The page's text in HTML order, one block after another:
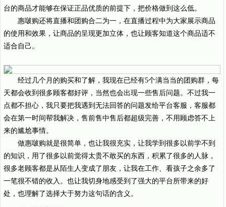
台的商品才能够在保证正品优质的前提下，把价格做到这么低。
惠啵购还将直播和团购合二为一，在直播过程中为大家展示商品
的使用和效果，让商品的呈现更加立体，也让顾客知道这个商品适不
适合自己。
经过几个月的购买和了解，我现在已经有5个满当当的团购群，每
天都会收到很多顾客都好评，当然也会出现一些售后问题。不过我一
点都不担心，我只要把我遇到无法回答的问题发给平台客服，客服都
会在第一时间帮我解决，售前售中售后都超级完善，不用顾虑答不上
来的尴尬事情。
做惠啵购就是很简单，也让我很充实，让我学到很多以前学不到
的知识，用了很多以前觉得太贵不敢买的东西，积累了很多的人脉，
很多老顾客都是从陌生人变成了朋友，让我在工作、看孩子之余多了
一笔很不错的收入。也让我切身地感受到了强大的平台所带来的好
处，也理解了选择大于努力这句话的含义。